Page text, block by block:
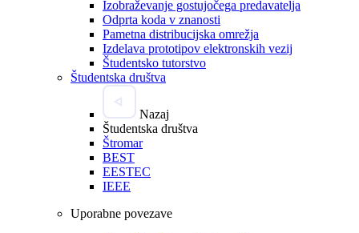
Izobraževanje gostujočega predavatelja
Odprta koda v znanosti
Pametna distribucijska omrežja
Izdelava prototipov elektronskih vezij
Študentsko tutorstvo
Študentska društva
Nazaj
Študentska društva
Štromar
BEST
EESTEC
IEEE
Uporabne povezave